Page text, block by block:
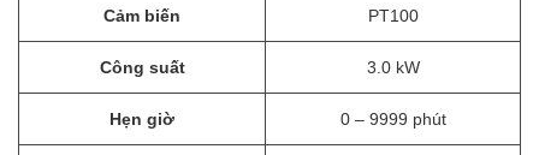
Cảm biến PT100
Công suất 3.0 kW
Hẹn giờ 0 – 9999 phút